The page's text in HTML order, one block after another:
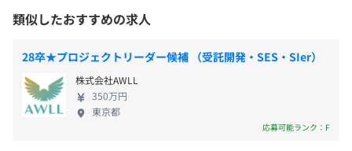
少人数〜10名程のものまで様々ですが、5~10名程のプロ
ジェクトがメインになります。
雇用関係なし
社内検定等の制度の有無及びその内容
前年度の月平均所定外労働時間の実績
弊社が持つシステム開発技術やノウハウ、ソリュー
ション開発技術を生かした制御アプリケーション開
発事業を展開。計測・制御技術開発の品質を高め、
工作機械に求められる付加価値の向上に寄与してい
ます。 ◆「SUCCESS IS MUTUAL～成功はお互いに
～」。 「SUCCESS IS MUTUAL～成功はお互いに
～」。弊社の経営理念であるこの言葉には、わたし
類似したおすすめの求人
28卒★プロジェクトリーダー候補 （受託開発・SES・SIer）
株式会社AWLL
350万円
東京都
応募可能ランク：F